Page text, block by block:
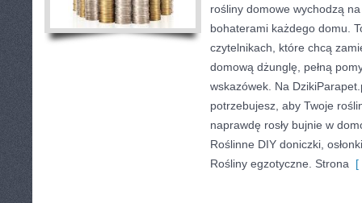
rośliny domowe wychodzą
bohaterami każdego domu.
czytelnikach, które chcą
domową dżunglę, pełną
wskazówek. Na
potrzebujesz, aby Twoje
naprawdę rosły bujnie w
Roślinne DIY doniczki,
Rośliny egzotyczne. Strona [